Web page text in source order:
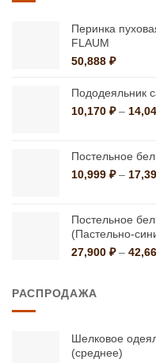
Перинка
FLAUM
50,888 ₽
Пододеяльник
10,170 ₽ –
Постельное
10,999 ₽ –
Постельное
(Пастельно-
27,900 ₽ –
РАСПРОДАЖА
Шелковое
(среднее)